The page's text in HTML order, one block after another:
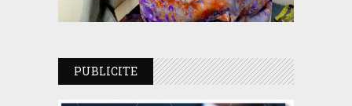
PUBLICITE